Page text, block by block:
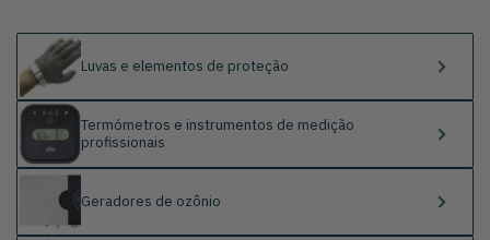
Luvas e elementos de proteção
Termómetros e instrumentos de medição
profissionais
Geradores de ozônio